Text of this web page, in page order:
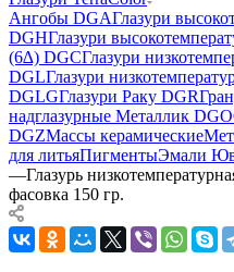
Ангобы DGAГлазури
DGHГлазури
(6∆) DGCГлазури
DGLГлазури
DGLGГлазури Раку DGR
надглазурные Металлик
DGZМассы керамические
для литьяПигментыЭмали
—Глазурь
фасовка 150 гр.